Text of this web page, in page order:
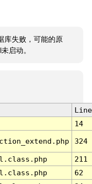
库失败，可能的原
启动。
Line
14
324
211
62